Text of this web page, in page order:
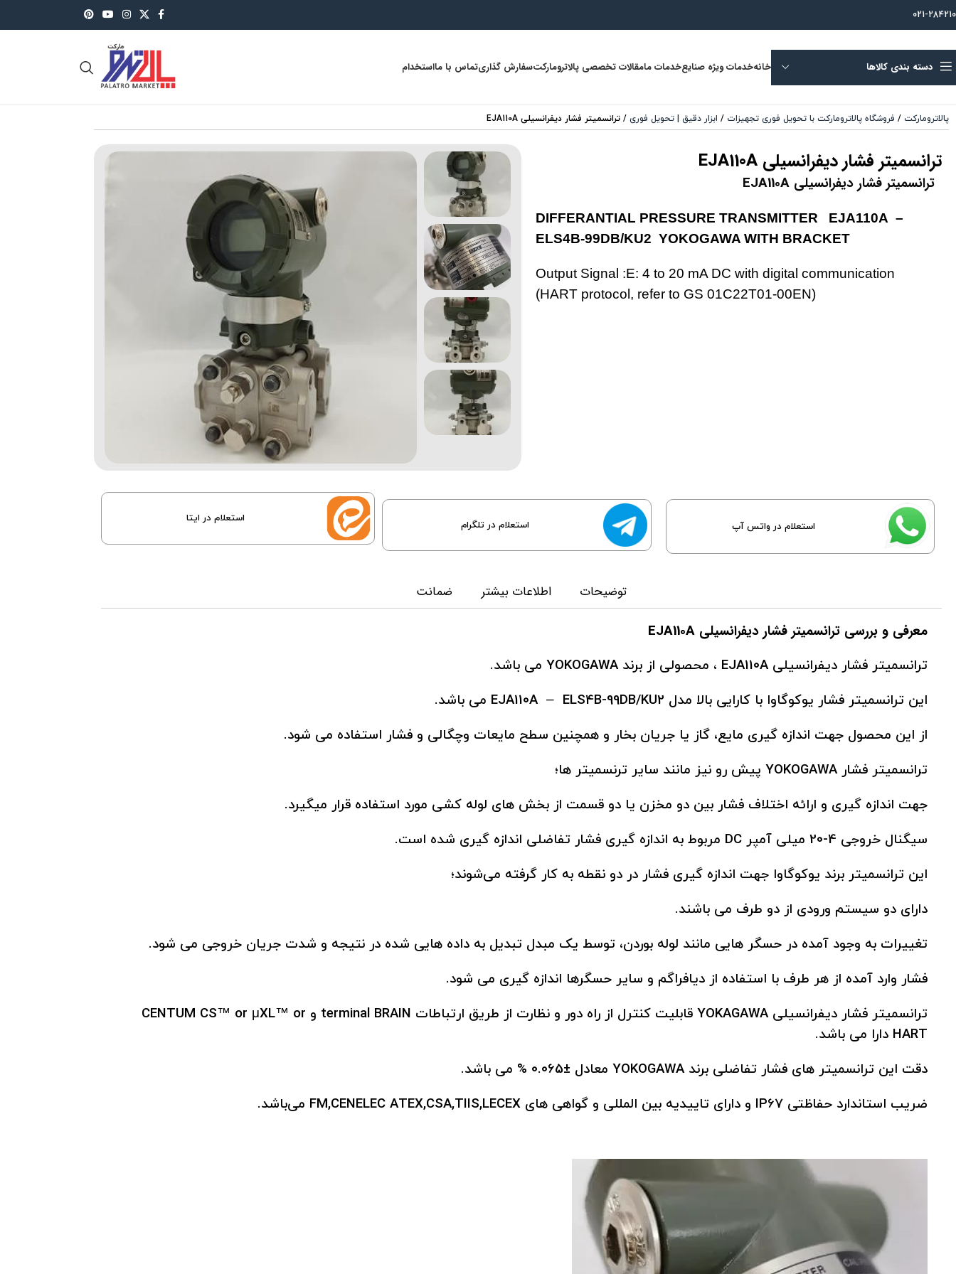
021-
دسته بندی کالاها خانهخدمات ویژه صنایعخدمات مامقالات تخصصی پالاترومارکتسفارش گذاریتماس با مااستخدام
پالاترومارکت / فروشگاه پالاترومارکت با تحویل فوری تجهیزات / ابزار دقیق | تحویل فوری / ترانسمیتر فشار دیفرانسیلی EJA110A
ترانسمیتر فشار دیفرانسیلی EJA110A
ترانسمیتر فشار دیفرانسیلی EJA110A
DIFFERANTIAL PRESSURE TRANSMITTER EJA110A –
ELS4B-99DB/KU2 YOKOGAWA WITH BRACKET
Output Signal :E: 4 to 20 mA DC with digital communication
(HART protocol, refer to GS 01C22T01-00EN)
استعلام در واتس آپ استعلام در تلگرام
استعلام در ایتا
توضیحات اطلاعات بیشتر ضمانت
معرفی و بررسی ترانسمیتر فشار دیفرانسیلی EJA110A
ترانسمیتر فشار دیفرانسیلی EJA110A ، محصولی از برند YOKOGAWA می باشد.
این ترانسمیتر فشار یوکوگاوا با کارایی بالا مدل EJA110A – ELS4B-99DB/KU2 می باشد.
از این محصول جهت اندازه گیری مایع، گاز یا جریان بخار و همچنین سطح مایعات وچگالی و فشار استفاده می شود.
ترانسمیتر فشار YOKOGAWA پیش رو نیز مانند سایر ترنسمیتر ها؛
جهت اندازه گیری و ارائه اختلاف فشار بین دو مخزن یا دو قسمت از بخش های لوله کشی مورد استفاده قرار میگیرد.
سیگنال خروجی 4-20 میلی آمپر DC مربوط به اندازه گیری فشار تفاضلی اندازه گیری شده است.
این ترانسمیتر برند یوکوگاوا جهت اندازه گیری فشار در دو نقطه به کار گرفته می‌شوند؛
دارای دو سیستم ورودی از دو طرف می باشند.
تغییرات به وجود آمده در حسگر هایی مانند لوله بوردن، توسط یک مبدل تبدیل به داده هایی شده در نتیجه و شدت جریان خروجی می شود.
فشار وارد آمده از هر طرف با استفاده از دیافراگم و سایر حسگرها اندازه گیری می شود.
ترانسمیتر فشار دیفرانسیلی YOKAGAWA قابلیت کنترل از راه دور و نظارت از طریق ارتباطات terminal BRAIN و CENTUM CS™ or μXL™ or
HART دارا می باشد.
دقت این ترانسمیتر های فشار تفاضلی برند YOKOGAWA معادل ±0.065 % می باشد.
ضریب استاندارد حفاظتی IP67 و دارای تاییدیه بین المللی و گواهی های FM,CENELEC ATEX,CSA,TIIS,LECEX می‌باشد.